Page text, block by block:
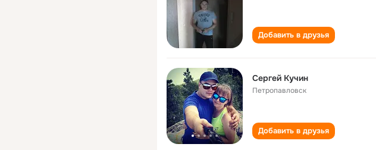
Добавить в друзья
Cергей Kучин
Петропавловск
Добавить в друзья